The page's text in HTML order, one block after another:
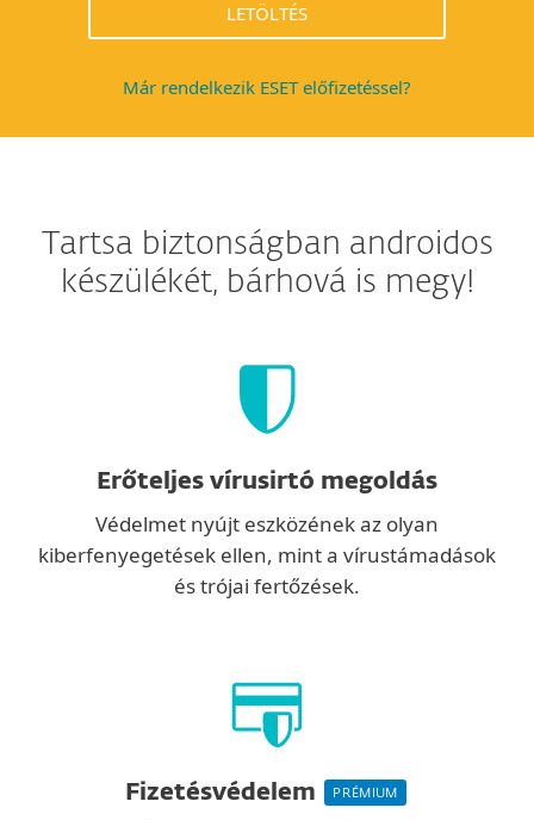
LETÖLTÉS
Már rendelkezik ESET előfizetéssel?
Tartsa biztonságban androidos
készülékét, bárhová is megy!
Erőteljes vírusirtó megoldás
Védelmet nyújt eszközének az olyan
kiberfenyegetések ellen, mint a vírustámadások
és trójai fertőzések.
Fizetésvédelem PRÉMIUM